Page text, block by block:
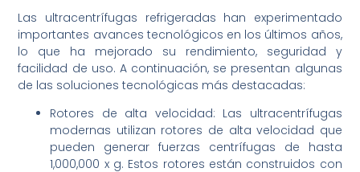
Las ultracentrífugas refrigeradas han experimentado
importantes avances tecnológicos en los últimos años,
lo que ha mejorado su rendimiento, seguridad y
facilidad de uso. A continuación, se presentan algunas
de las soluciones tecnológicas más destacadas:
Rotores de alta velocidad: Las ultracentrífugas
modernas utilizan rotores de alta velocidad que
pueden generar fuerzas centrífugas de hasta
1,000,000 x g. Estos rotores están construidos con